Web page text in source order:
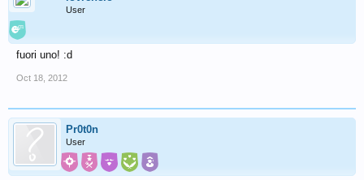
User
fuori uno! :d
Oct 18, 2012
Pr0t0n
User